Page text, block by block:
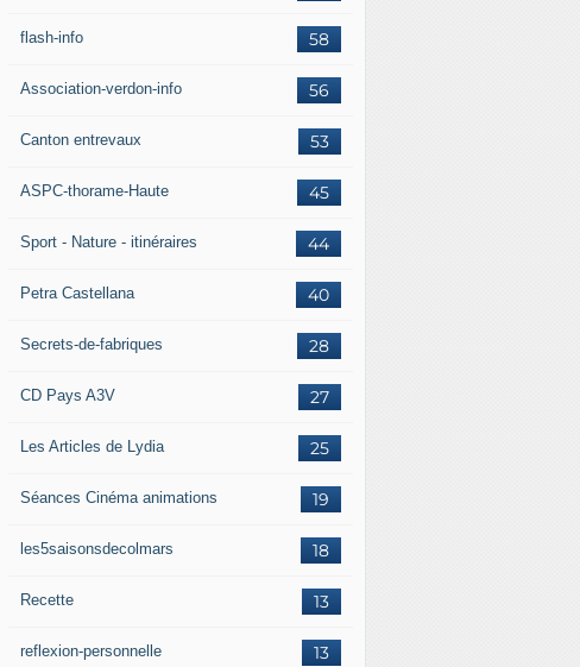
58
flash-info
56
Association-verdon-info
53
Canton entrevaux
45
ASPC-thorame-Haute
44
Sport - Nature - itinéraires
40
Petra Castellana
28
Secrets-de-fabriques
27
CD Pays A3V
25
Les Articles de Lydia
19
Séances Cinéma animations
18
les5saisonsdecolmars
13
Recette
13
reflexion-personnelle